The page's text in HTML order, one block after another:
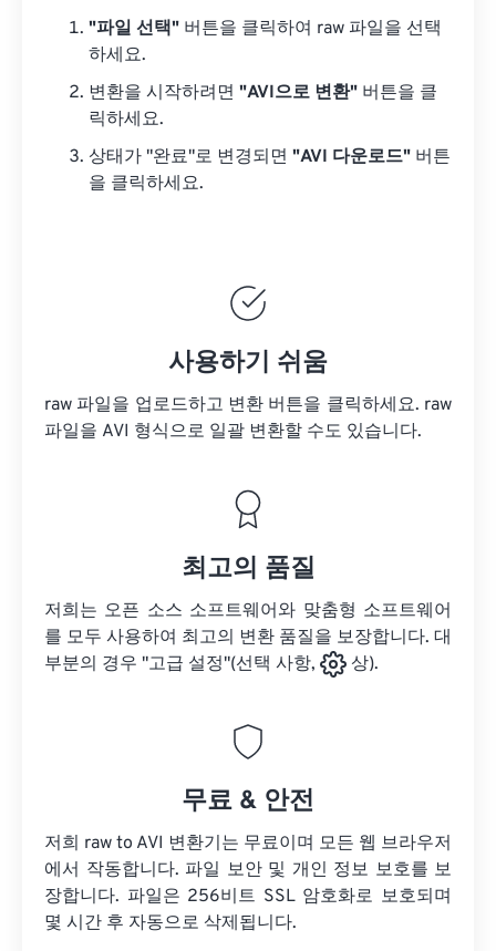
"파일 선택" 버튼을 클릭하여 raw 파일을 선택
하세요.
변환을 시작하려면 "AVI으로 변환" 버튼을 클
릭하세요.
상태가 "완료"로 변경되면 "AVI 다운로드" 버튼
을 클릭하세요.
사용하기 쉬움
raw 파일을 업로드하고 변환 버튼을 클릭하세요. raw
파일을 AVI 형식으로 일괄 변환할 수도 있습니다.
최고의 품질
저희는 오픈 소스 소프트웨어와 맞춤형 소프트웨어
를 모두 사용하여 최고의 변환 품질을 보장합니다. 대
부분의 경우 "고급 설정"(선택 사항,
상).
무료 & 안전
저희 raw to AVI 변환기는 무료이며 모든 웹 브라우저
에서 작동합니다. 파일 보안 및 개인 정보 보호를 보
장합니다. 파일은 256비트 SSL 암호화로 보호되며
몇 시간 후 자동으로 삭제됩니다.